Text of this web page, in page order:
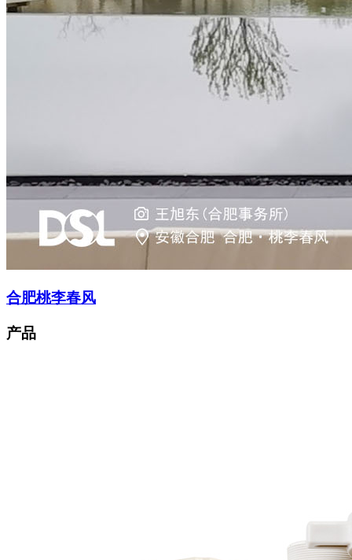
合肥桃李春风
产品